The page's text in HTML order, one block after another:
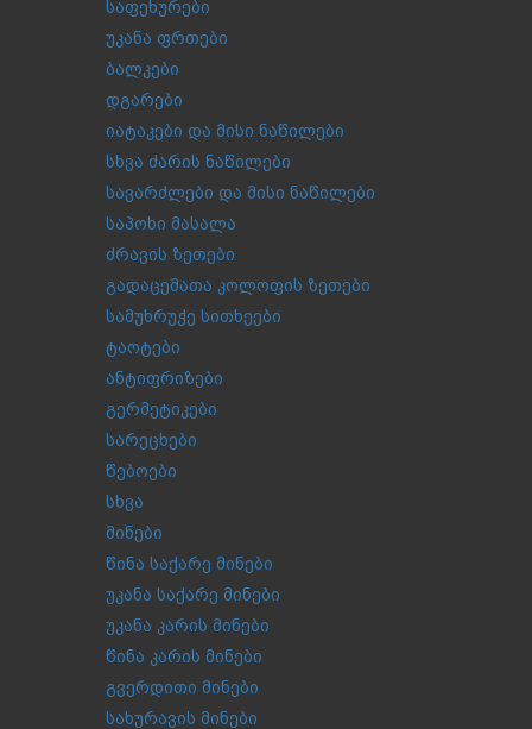
საფეხურები
უკანა ფრთები
ბალკები
დგარები
იატაკები და მისი ნაწილები
სხვა ძარის ნაწილები
სავარძლები და მისი ნაწილები
საპოხი მასალა
ძრავის ზეთები
გადაცემათა კოლოფის ზეთები
სამუხრუჭე სითხეები
ტაოტები
ანტიფრიზები
გერმეტიკები
სარეცხები
წებოები
სხვა
მინები
წინა საქარე მინები
უკანა საქარე მინები
უკანა კარის მინები
წინა კარის მინები
გვერდითი მინები
სახურავის მინები